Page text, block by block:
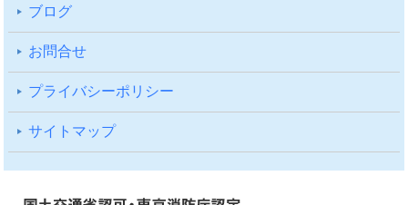
ブログ
お問合せ
プライバシーポリシー
サイトマップ